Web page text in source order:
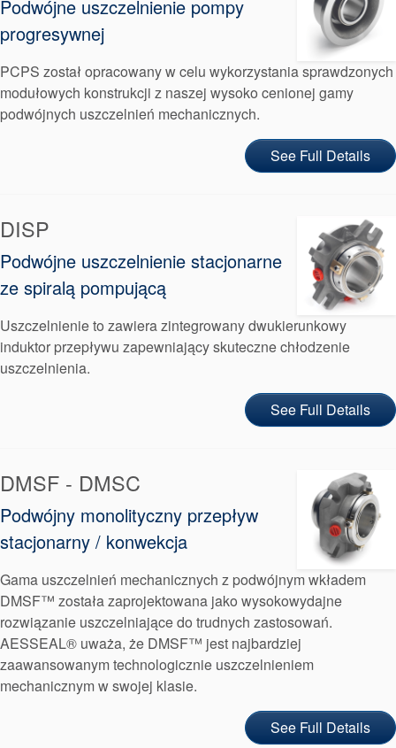
broszury produktów
Podwójne uszczelnienie pompy
progresywnej
PCPS został opracowany w celu wykorzystania sprawdzonych
modułowych konstrukcji z naszej wysoko cenionej gamy
podwójnych uszczelnień mechanicznych.
See Full Details
DISP
Podwójne uszczelnienie stacjonarne
ze spiralą pompującą
Uszczelnienie to zawiera zintegrowany dwukierunkowy
induktor przepływu zapewniający skuteczne chłodzenie
uszczelnienia.
See Full Details
DMSF - DMSC
Podwójny monolityczny przepływ
stacjonarny / konwekcja
Gama uszczelnień mechanicznych z podwójnym wkładem
DMSF™ została zaprojektowana jako wysokowydajne
rozwiązanie uszczelniające do trudnych zastosowań.
AESSEAL® uważa, że DMSF™ jest najbardziej
zaawansowanym technologicznie uszczelnieniem
mechanicznym w swojej klasie.
See Full Details